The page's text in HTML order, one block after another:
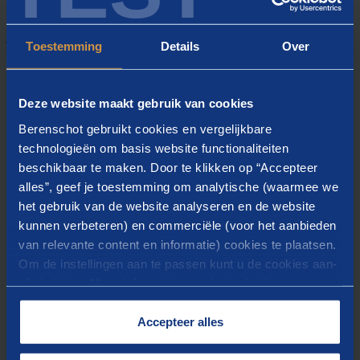
Toestemming Details Over
Deze website maakt gebruik van cookies
Berenschot gebruikt cookies en vergelijkbare
technologieën om basis website functionaliteiten
beschikbaar te maken. Door te klikken op “Accepteer
alles”, geef je toestemming om analytische (waarmee we
het gebruik van de website analyseren en de website
kunnen verbeteren) en commerciële (voor het aanbieden
van relevante content en informatie) cookies te plaatsen.
Om de instellingen aan te passen kunt u de cookies aan-
cookies op onze website treft u in onze
Accepteer alles
Met welke oplossingen kunnen
we u helpen?
Diensten voor het realiseren van
collectieve warmte
Wij helpen gemeenten en lokale partners bij het
realiseren van collectieve warmte. Bijvoorbeeld door het
maken van een warmtekavelstrategie, het organiseren van
businesscases en het begeleiden van partijen bij het
maken van (samenwerkings)afspraken.